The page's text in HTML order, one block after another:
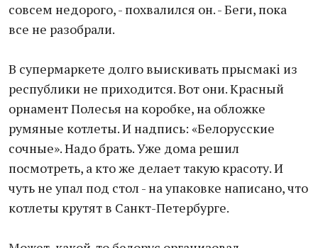
совсем недорого, - похвалился он. - Беги, пока
все не разобрали.
В супермаркете долго выискивать прысмакi из
республики не приходится. Вот они. Красный
орнамент Полесья на коробке, на обложке
румяные котлеты. И надпись: «Белорусские
сочные». Надо брать. Уже дома решил
посмотреть, а кто же делает такую красоту. И
чуть не упал под стол - на упаковке написано, что
котлеты крутят в Санкт-Петербурге.